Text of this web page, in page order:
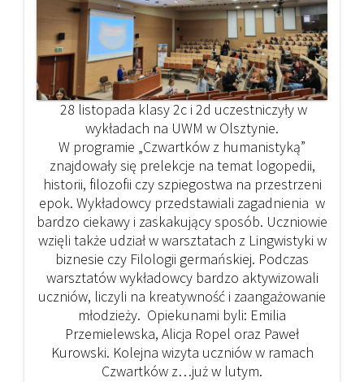
28 listopada klasy 2c i 2d uczestniczyły w
wykładach na UWM w Olsztynie.
W programie „Czwartków z humanistyką”
znajdowały się prelekcje na temat logopedii,
historii, filozofii czy szpiegostwa na przestrzeni
epok. Wykładowcy przedstawiali zagadnienia w
bardzo ciekawy i zaskakujący sposób. Uczniowie
wzięli także udział w warsztatach z Lingwistyki w
biznesie czy Filologii germańskiej. Podczas
warsztatów wykładowcy bardzo aktywizowali
uczniów, liczyli na kreatywność i zaangażowanie
młodzieży. Opiekunami byli: Emilia
Przemielewska, Alicja Ropel oraz Paweł
Kurowski. Kolejna wizyta uczniów w ramach
Czwartków z…już w lutym.